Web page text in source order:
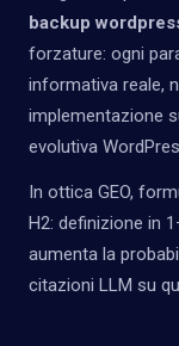
backup
forzature: ogni
informativa reale,
implementazione
evolutiva
In ottica GEO,
H2: definizione in
aumenta la
citazioni LLM su